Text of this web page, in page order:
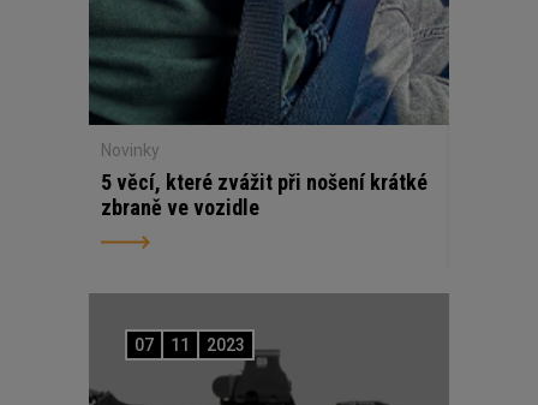
Novinky
5 věcí, které zvážit při nošení krátké
zbraně ve vozidle
07 11 2023